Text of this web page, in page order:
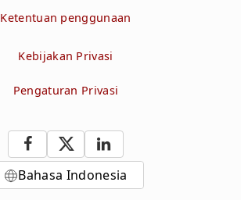
Ketentuan penggunaan
Kebijakan Privasi
Pengaturan Privasi
Bahasa Indonesia